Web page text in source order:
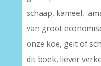
schaap, kameel,
van groot
onze koe, geit of
dit boek, liever